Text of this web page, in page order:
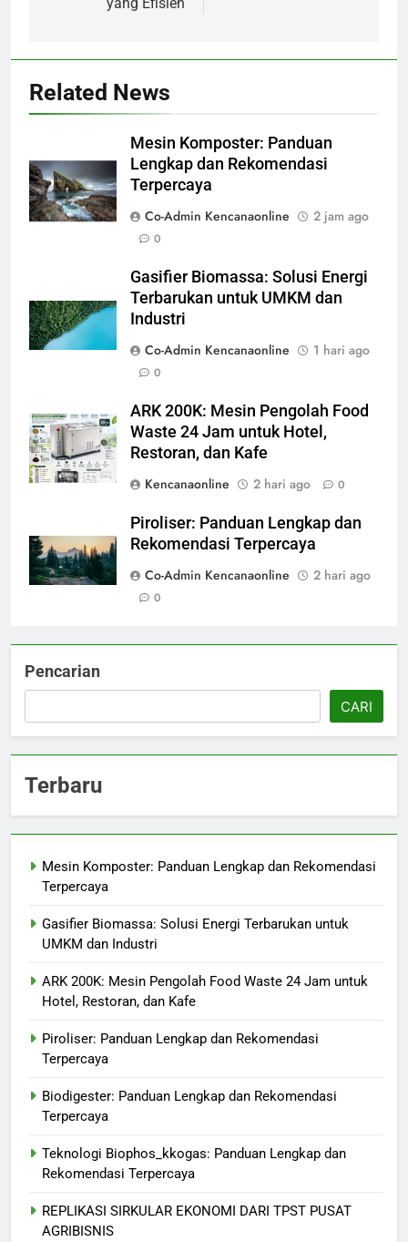
yang Efisien
Related News
Mesin Komposter: Panduan
Lengkap dan Rekomendasi
Terpercaya
Co-Admin Kencanaonline
2 jam ago
0
Gasifier Biomassa: Solusi Energi
Terbarukan untuk UMKM dan
Industri
Co-Admin Kencanaonline
1 hari ago
0
ARK 200K: Mesin Pengolah Food
Waste 24 Jam untuk Hotel,
Restoran, dan Kafe
Kencanaonline
2 hari ago 0
Piroliser: Panduan Lengkap dan
Rekomendasi Terpercaya
Co-Admin Kencanaonline
2 hari ago
0
Pencarian
CARI
Terbaru
Mesin Komposter: Panduan Lengkap dan Rekomendasi
Terpercaya
Gasifier Biomassa: Solusi Energi Terbarukan untuk
UMKM dan Industri
ARK 200K: Mesin Pengolah Food Waste 24 Jam untuk
Hotel, Restoran, dan Kafe
Piroliser: Panduan Lengkap dan Rekomendasi
Terpercaya
Biodigester: Panduan Lengkap dan Rekomendasi
Terpercaya
Teknologi Biophos_kkogas: Panduan Lengkap dan
Rekomendasi Terpercaya
REPLIKASI SIRKULAR EKONOMI DARI TPST PUSAT
AGRIBISNIS